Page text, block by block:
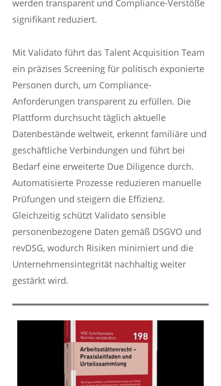
werden transparent und Compliance-Verstöße
signifikant reduziert.
Mit Validato führt das Talent Acquisition Team
ein präzises Screening für politisch exponierte
Personen durch, um Compliance-
Anforderungen transparent zu erfüllen. Die
Plattform durchsucht täglich aktuelle
Datenbestände weltweit, erkennt familiäre und
geschäftliche Verbindungen und führt bei
Bedarf eine erweiterte Due Diligence durch.
Automatisierte Prozesse reduzieren manuelle
Prüfungen und steigern die Effizienz.
Gleichzeitig schützt Validato sensible
personenbezogene Daten gemäß DSGVO und
revDSG, wodurch Risiken minimiert und die
Unternehmensintegrität nachhaltig weiter
gestärkt wird.